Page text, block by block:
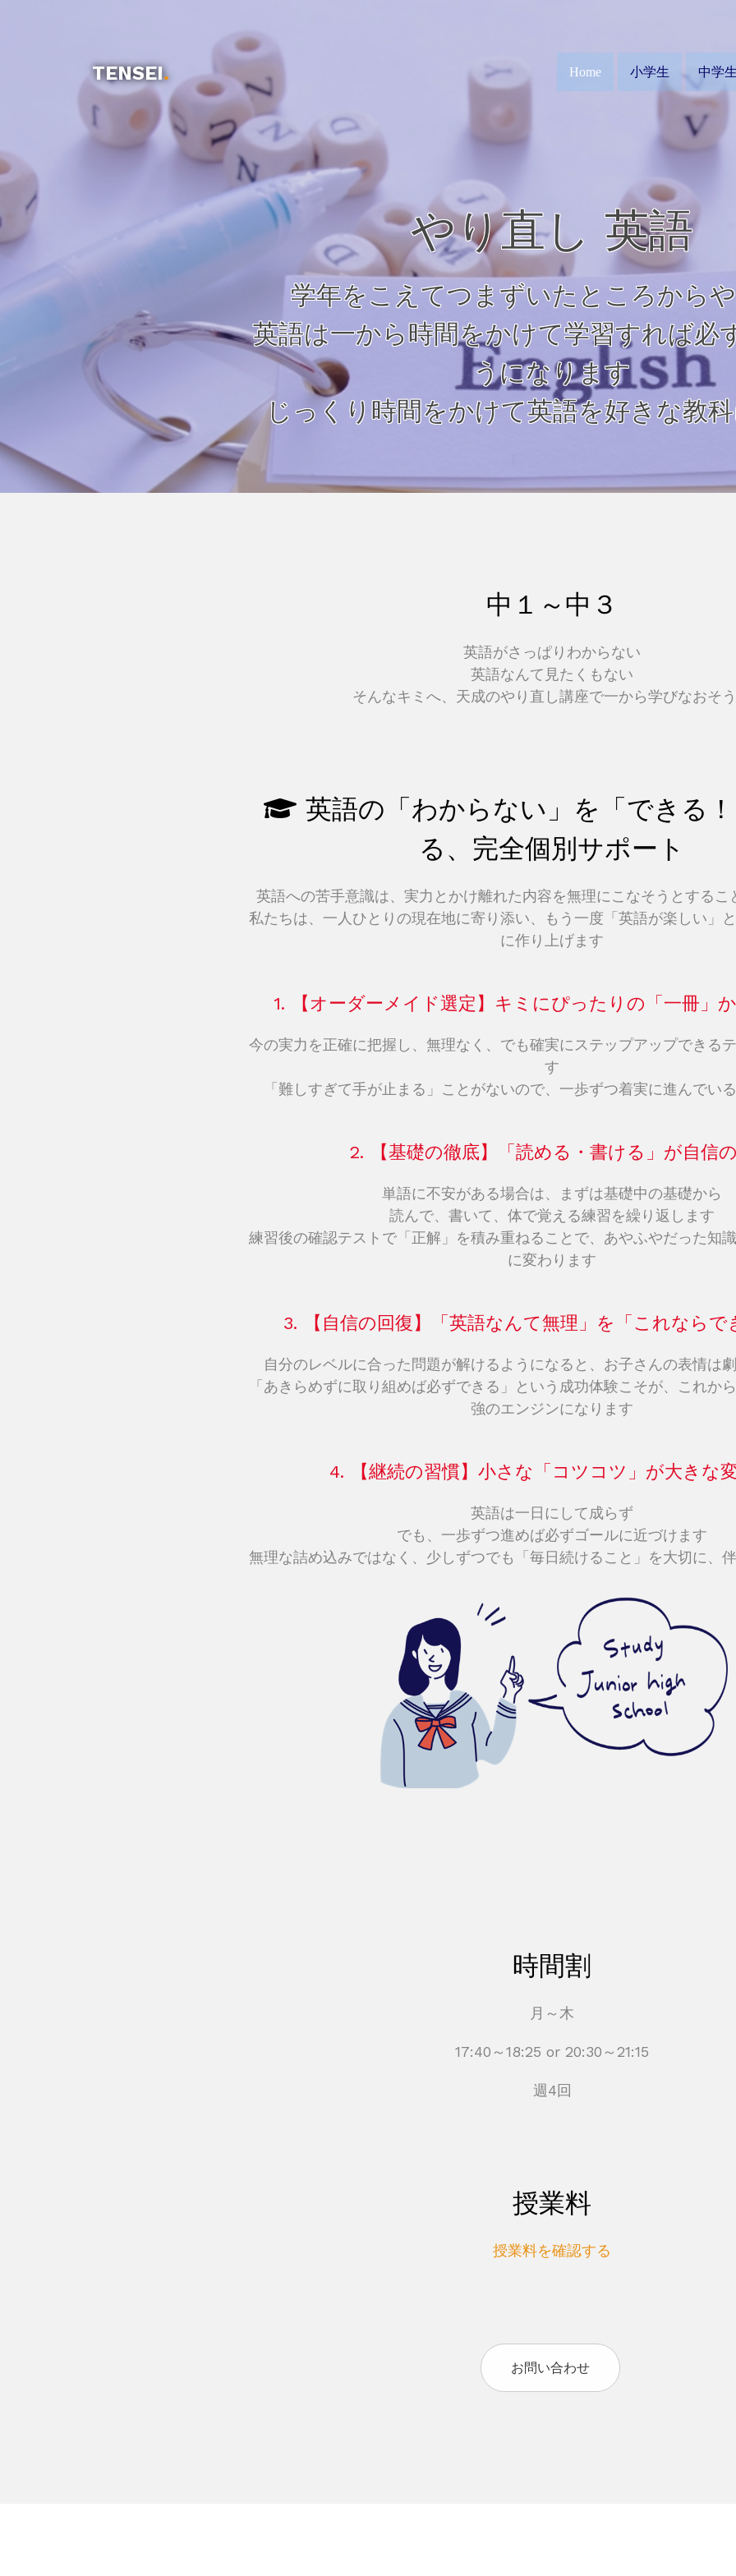
TENSEI. Home 小学生 中学生
やり直し 英語
学年をこえてつまずいたところから
英語は一から時間をかけて学習すれば必
うになります
じっくり時間をかけて英語を好きな教
中１～中３
英語がさっぱりわからない
英語なんて見たくもない
そんなキミへ、天成のやり直し講座で一から学びなおそう
英語の「わからない」を「できる！
る、完全個別サポート
英語への苦手意識は、実力とかけ離れた内容を無理にこなそうとするこ
私たちは、一人ひとりの現在地に寄り添い、もう一度「英語が楽しい」
に作り上げます
1. 【オーダーメイド選定】キミにぴったりの「一冊」
今の実力を正確に把握し、無理なく、でも確実にステップアップできる
す
「難しすぎて手が止まる」ことがないので、一歩ずつ着実に進んでい
2. 【基礎の徹底】「読める・書ける」が自信
単語に不安がある場合は、まずは基礎中の基礎から
読んで、書いて、体で覚える練習を繰り返します
練習後の確認テストで「正解」を積み重ねることで、あやふやだった知識
に変わります
3. 【自信の回復】「英語なんて無理」を「これならで
自分のレベルに合った問題が解けるようになると、お子さんの表情は
「あきらめずに取り組めば必ずできる」という成功体験こそが、これか
強のエンジンになります
4. 【継続の習慣】小さな「コツコツ」が大きな
英語は一日にして成らず
でも、一歩ずつ進めば必ずゴールに近づけます
無理な詰め込みではなく、少しずつでも「毎日続けること」を大切に、伴
時間割
月～木
17:40～18:25 or 20:30～21:15
週4回
授業料
授業料を確認する
お問い合わせ